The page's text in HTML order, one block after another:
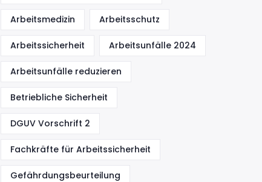
Arbeitsmedizin Arbeitsschutz
Arbeitssicherheit Arbeitsunfälle 2024
Arbeitsunfälle reduzieren
Betriebliche Sicherheit
DGUV Vorschrift 2
Fachkräfte für Arbeitssicherheit
Gefährdungsbeurteilung